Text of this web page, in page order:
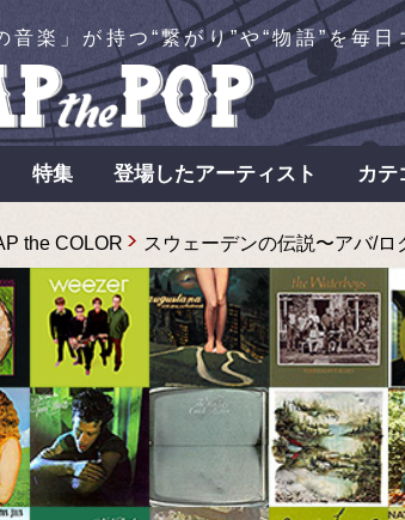
音楽」が持つ“繋がり”や“物語”を毎日
特集 登場したアーティスト カテ
the COLOR スウェーデンの伝説〜アバ/